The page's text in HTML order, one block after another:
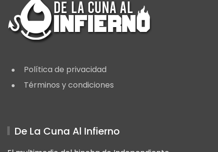
Política de privacidad
Términos y condiciones
De La Cuna Al Infierno